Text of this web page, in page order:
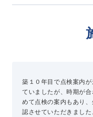
よくある質問
お問い合わせ
簡単Web見積もり（
現地診断見積もり（
無料点検
築１０年目で点検案内
ていましたが、時期が
めて点検の案内もあり
認させていただきまし